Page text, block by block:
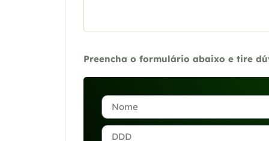
Preencha o formulário abaixo e tire